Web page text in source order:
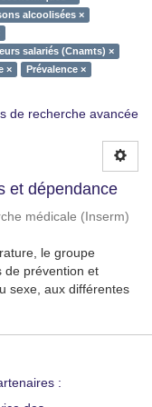
alcoolisées ×
salariés (Cnamts) ×
×
Prévalence ×
de recherche avancée
et dépendance
médicale (Inserm)
le groupe
de prévention et
sexe, aux différentes
: